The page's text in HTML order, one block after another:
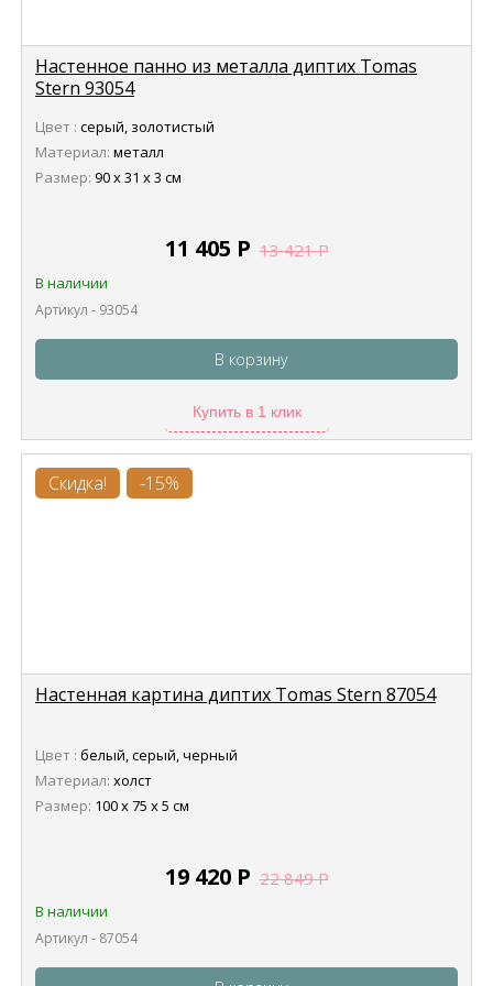
Настенное панно из металла диптих Tomas
Stern 93054
Цвет : серый, золотистый
Материал: металл
Размер: 90 х 31 х 3 см
11 405 Р 13 421Р
В наличии
Артикул - 93054
В корзину
Купить в 1 клик
Скидка! -15%
Настенная картина диптих Tomas Stern 87054
Цвет : белый, серый, черный
Материал: холст
Размер: 100 х 75 х 5 см
19 420 Р 22 849Р
В наличии
Артикул - 87054